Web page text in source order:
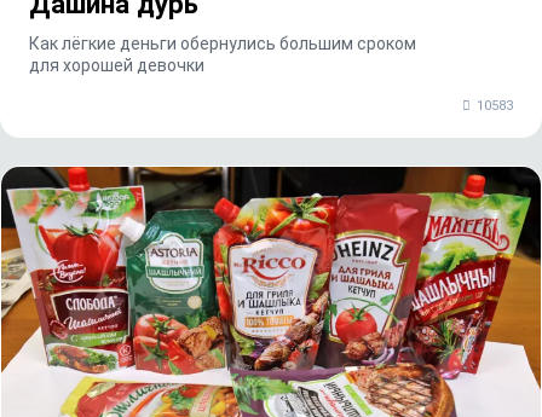
Как лёгкие деньги обернулись большим сроком
для хорошей девочки
10583